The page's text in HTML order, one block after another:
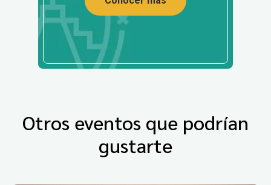
Otros eventos que podrían
gustarte